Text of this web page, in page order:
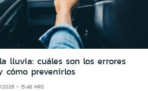
lluvia: cuáles son los errores
cómo prevenirlos
- 15:46 HRS